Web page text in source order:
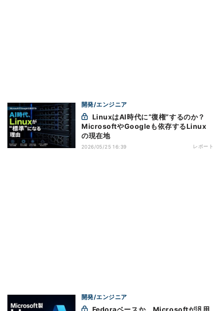
開発/エンジニア
MicrosoftやGoogleも依存するLinux
の現在地
2026/05/25 16:39 レポート
開発/エンジニア